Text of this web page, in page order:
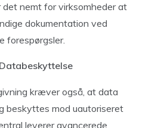
nemt for virksomheder at
dokumentation ved
forespørgsler.
kræver også, at data
beskyttes mod uautoriseret
leverer avancerede